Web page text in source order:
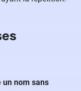
nom sans